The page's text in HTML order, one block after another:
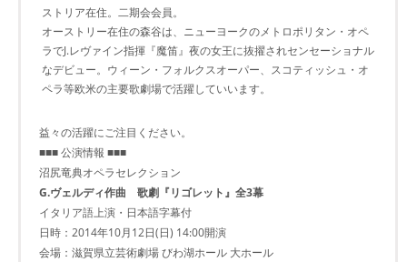
ストリア在住。二期会会員。
オーストリー在住の森谷は、ニューヨークのメトロポリタン・オペ
ラでJ.レヴァイン指揮『魔笛』夜の女王に抜擢されセンセーショナル
なデビュー。ウィーン・フォルクスオーパー、スコティッシュ・オ
ペラ等欧米の主要歌劇場で活躍していいます。
益々の活躍にご注目ください。
■■■ 公演情報 ■■■
沼尻竜典オペラセレクション
G.ヴェルディ作曲 歌劇『リゴレット』全3幕
イタリア語上演・日本語字幕付
日時：2014年10月12日(日) 14:00開演
会場：滋賀県立芸術劇場 びわ湖ホール 大ホール